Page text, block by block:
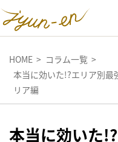
HOME
コラム一覧
本当に効いた!?エリア別
リア編
本当に効いた